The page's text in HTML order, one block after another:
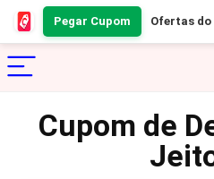
Pegar Cupom Ofertas do
Cupom de